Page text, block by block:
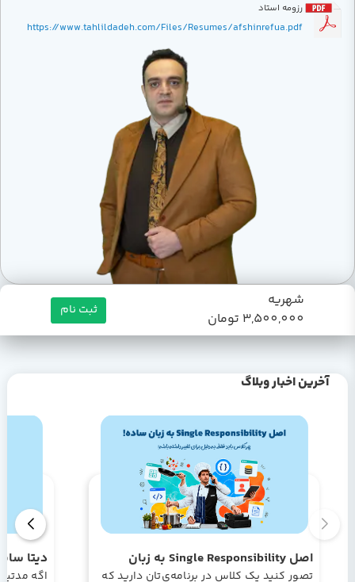
شهریه
3,500,000 تومان
ثبت نام
رزومه استاد
https://www.tahlildadeh.com/Files/Resumes/afshinrefua.pdf
آخرین اخبار وبلاگ
اصل Single Responsibility به زبان
ساده!
تصور کنید یک کلاس در برنامه‌ی‌تان دارید که
دیتا
داده +
اگه